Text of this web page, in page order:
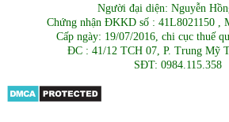
Người đại diện: Nguyễn
Chứng nhận ĐKKD số : 41L8021150 ,
Cấp ngày: 19/07/2016, chi cục thuế
ĐC : 41/12 TCH 07, P. Trung Mỹ
SĐT: 0984.115.358